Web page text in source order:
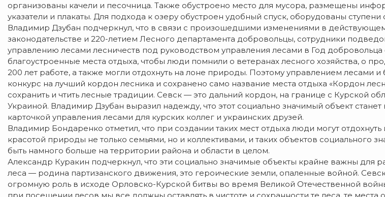
организованы качели и песочница. Также обустроено место для мусора, размещены
указатели и плакаты. Для подхода к озеру обустроен удобный спуск, оборудованы ступени
Владимир Дзубан подчеркнул, что в связи с произошедшими изменениями в
законодательстве и 220-летием Лесного департамента добровольцы, сотрудники
управлению лесами лесничеств под руководством управления лесами в Год добровольца
благоустроенные места отдыха, чтобы люди помнили о ветеранах лесного хозяйства, о
200 лет работе, а также могли отдохнуть на лоне природы. Поэтому управлением лесами и
конкурс на лучший кордон лесника и сохранено само название места отдыха «Кордон
сохранить и чтить лесные традиции. Севск — это дальний кордон, на границе с Курской
Украиной. Владимир Дзубан выразил надежду, что этот социально значимый объект станет
карточкой управления лесами для курских коллег и украинских друзей.
Владимир Бондаренко отметил, что при создании таких мест отдыха люди могут отдохнуть
красотой природы не только семьями, но и коллективами, и таких объектов социального
быть намного больше на территории района и области в целом.
Александр Куракин подчеркнул, что эти социально значимые объекты крайне важны для
леса — родина партизанского движения, это героические земли, опаленные войной.
огромную роль в исходе Орловско-Курской битвы во время Великой Отечественной